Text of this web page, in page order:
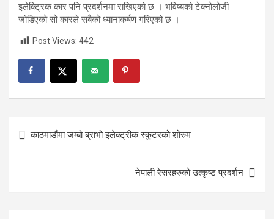
इलेक्ट्रिक कार पनि प्रदर्शनमा राखिएको छ । भविष्यको टेक्नोलोजी
जोडिएको सो कारले सबैको ध्यानाकर्षण गरिएको छ ।
Post Views: 442
navigation
काठमाडौंमा जम्बो ब्राभो इलेक्ट्रीक स्कुटरको शोरुम
नेपाली रेसरहरुको उत्कृष्ट प्रदर्शन